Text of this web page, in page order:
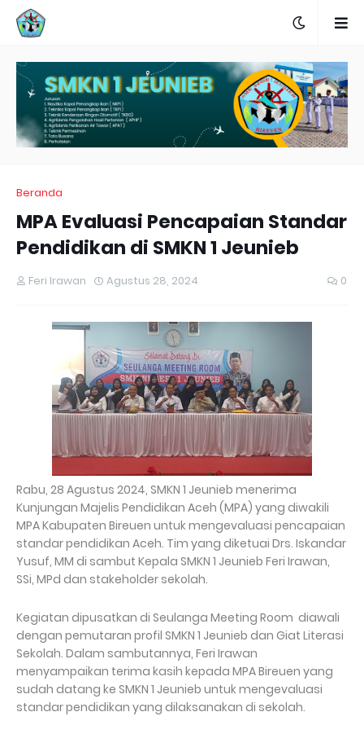
Beranda
MPA Evaluasi Pencapaian Standar
Pendidikan di SMKN 1 Jeunieb
Feri Irawan Agustus 28, 2024 0
Rabu, 28 Agustus 2024, SMKN 1 Jeunieb menerima
Kunjungan Majelis Pendidikan Aceh (MPA) yang diwakili
MPA Kabupaten Bireuen untuk mengevaluasi pencapaian
standar pendidikan Aceh. Tim yang diketuai Drs. Iskandar
Yusuf, MM di sambut Kepala SMKN 1 Jeunieb Feri Irawan,
SSi, MPd dan stakeholder sekolah.
Kegiatan dipusatkan di Seulanga Meeting Room diawali
dengan pemutaran profil SMKN 1 Jeunieb dan Giat Literasi
Sekolah. Dalam sambutannya, Feri Irawan
menyampaikan terima kasih kepada MPA Bireuen yang
sudah datang ke SMKN 1 Jeunieb untuk mengevaluasi
standar pendidikan yang dilaksanakan di sekolah.